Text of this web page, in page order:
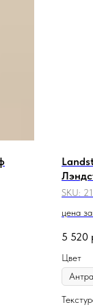
SKU:
цена
5 520
Цвет